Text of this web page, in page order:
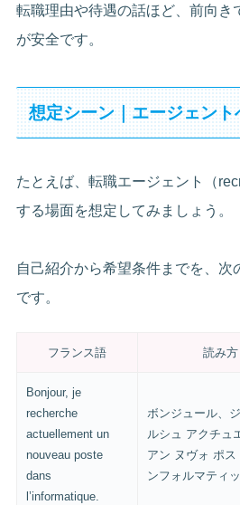
転職理由や待遇の話ほど、前向き
が安全です。
想定シーン｜エージェント
たとえば、転職エージェント（
する場面を想定してみましょう。
自己紹介から希望条件までを、次
です。
フランス語 読み方
Bonjour, je
recherche
actuellement un
nouveau poste
dans
l’informatique.
ボンジュール、
ルシュ アクチュ
アン ヌヴォ ポス
ンフォルマティ